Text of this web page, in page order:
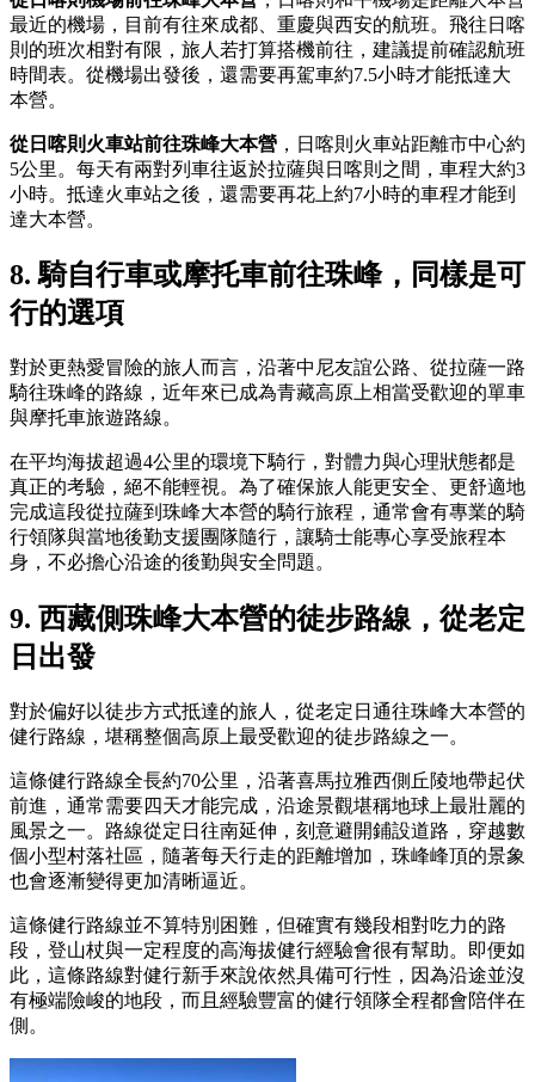
最近的機場，目前有往來成都、重慶與西安的航班。飛往日喀
則的班次相對有限，旅人若打算搭機前往，建議提前確認航班
時間表。從機場出發後，還需要再駕車約7.5小時才能抵達大
本營。
從日喀則火車站前往珠峰大本營 ，日喀則火車站距離市中心約
5公里。每天有兩對列車往返於拉薩與日喀則之間，車程大約3
小時。抵達火車站之後，還需要再花上約7小時的車程才能到
達大本營。
8. 騎自行車或摩托車前往珠峰，同樣是可
行的選項
對於更熱愛冒險的旅人而言，沿著中尼友誼公路、從拉薩一路
騎往珠峰的路線，近年來已成為青藏高原上相當受歡迎的單車
與摩托車旅遊路線。
在平均海拔超過4公里的環境下騎行，對體力與心理狀態都是
真正的考驗，絕不能輕視。為了確保旅人能更安全、更舒適地
完成這段從拉薩到珠峰大本營的騎行旅程，通常會有專業的騎
行領隊與當地後勤支援團隊隨行，讓騎士能專心享受旅程本
身，不必擔心沿途的後勤與安全問題。
9. 西藏側珠峰大本營的徒步路線，從老定
日出發
對於偏好以徒步方式抵達的旅人，從老定日通往珠峰大本營的
健行路線，堪稱整個高原上最受歡迎的徒步路線之一。
這條健行路線全長約70公里，沿著喜馬拉雅西側丘陵地帶起伏
前進，通常需要四天才能完成，沿途景觀堪稱地球上最壯麗的
風景之一。路線從定日往南延伸，刻意避開鋪設道路，穿越數
個小型村落社區，隨著每天行走的距離增加，珠峰峰頂的景象
也會逐漸變得更加清晰逼近。
這條健行路線並不算特別困難，但確實有幾段相對吃力的路
段，登山杖與一定程度的高海拔健行經驗會很有幫助。即便如
此，這條路線對健行新手來說依然具備可行性，因為沿途並沒
有極端險峻的地段，而且經驗豐富的健行領隊全程都會陪伴在
側。